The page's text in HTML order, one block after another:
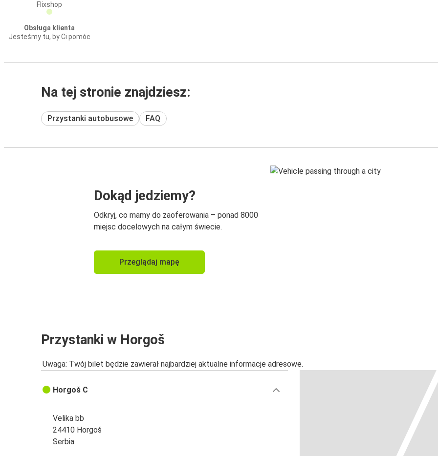
Flixshop
Obsługa klienta
Jesteśmy tu, by Ci pomóc
Na tej stronie znajdziesz:
Przystanki autobusowe FAQ
Dokąd jedziemy?
Odkryj, co mamy do zaoferowania – ponad 8000
miejsc docelowych na całym świecie.
Przeglądaj mapę
Przystanki w Horgoš
Uwaga: Twój bilet będzie zawierał najbardziej aktualne informacje adresowe.
Horgoš C
Velika bb
24410 Horgoš
Serbia